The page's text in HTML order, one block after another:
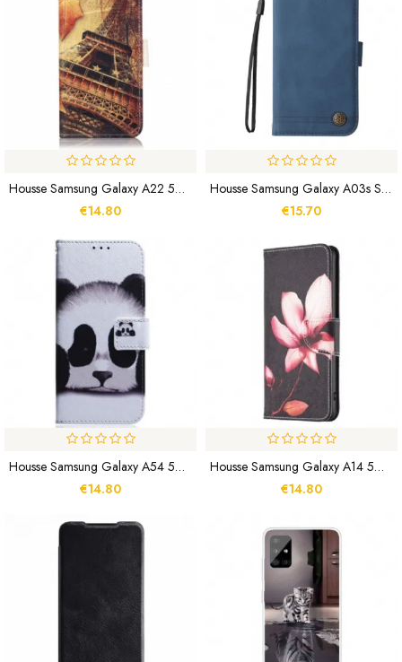
Housse Samsung Galaxy A22 5G Tour Eiffel
€14.80
Housse Samsung Galaxy A03s Simili Cuir Rivet Et Lanière
€15.70
Housse Samsung Galaxy A54 5G Fan De Panda À Lanière
€14.80
Housse Samsung Galaxy A14 5G / A14 Fleur Sur Fond Noir
€14.80